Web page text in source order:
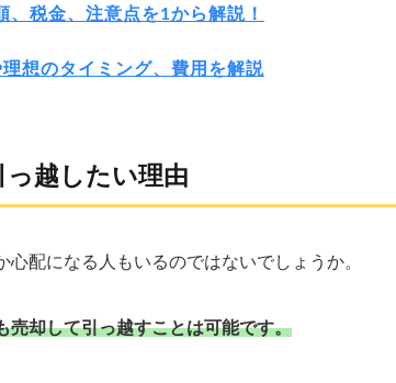
税金、注意点を1から解説！
想のタイミング、費用を解説
越したい理由
配になる人もいるのではないでしょうか。
売却して引っ越すことは可能です。